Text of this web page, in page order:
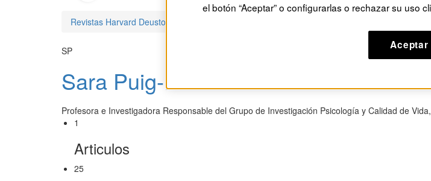
Revistas Harvard Deusto
SP
Sara Puig-Pérez
Profesora e Investigadora Responsable del Grupo de Investigación Psicología y Calidad de
1
Articulos
25
el botón “Aceptar” o configurarlas o rechazar su uso
Aceptar